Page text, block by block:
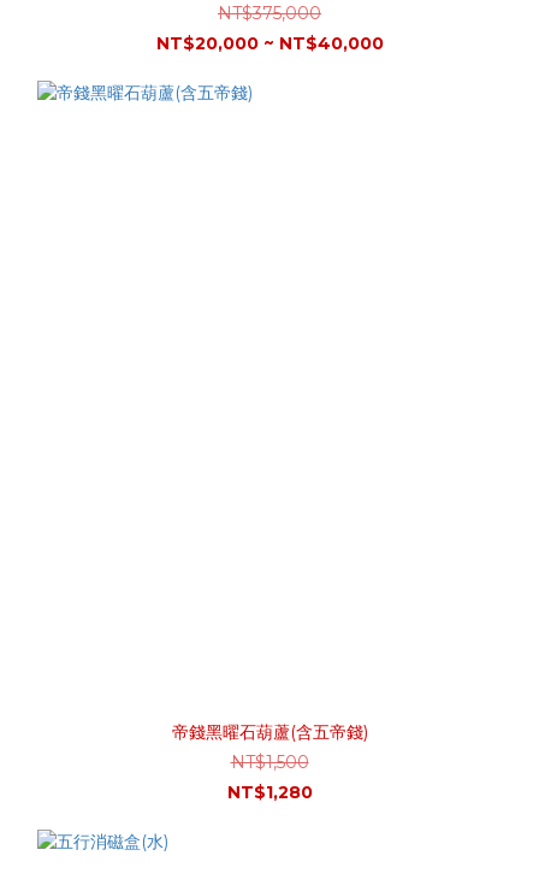
NT$375,000
NT$20,000 ~ NT$40,000
帝錢黑曜石葫蘆(含五帝錢)
NT$1,500
NT$1,280